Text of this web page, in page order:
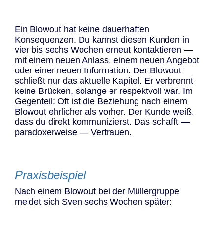
Ein Blowout hat keine dauerhaften
Konsequenzen. Du kannst diesen Kunden in
vier bis sechs Wochen erneut kontaktieren —
mit einem neuen Anlass, einem neuen Angebot
oder einer neuen Information. Der Blowout
schließt nur das aktuelle Kapitel. Er verbrennt
keine Brücken, solange er respektvoll war. Im
Gegenteil: Oft ist die Beziehung nach einem
Blowout ehrlicher als vorher. Der Kunde weiß,
dass du direkt kommunizierst. Das schafft —
paradoxerweise — Vertrauen.
Praxisbeispiel
Nach einem Blowout bei der Müllergruppe
meldet sich Sven sechs Wochen später: